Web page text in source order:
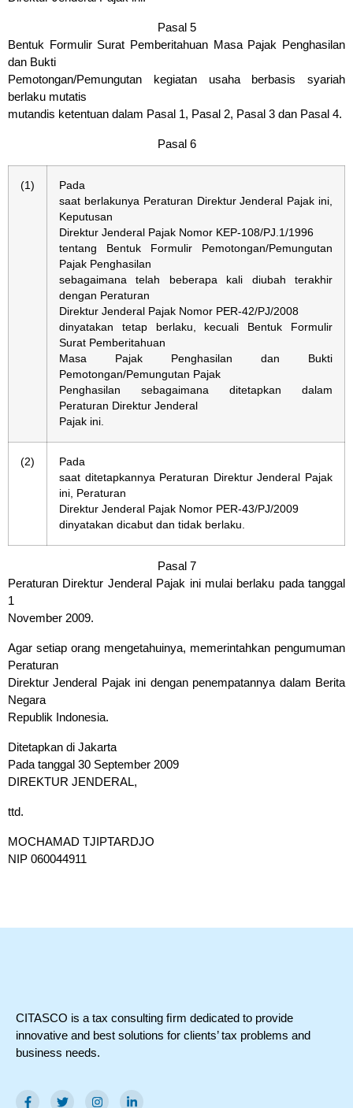
Pasal 5
Bentuk Formulir Surat Pemberitahuan Masa Pajak Penghasilan
dan Bukti
Pemotongan/Pemungutan kegiatan usaha berbasis syariah
berlaku mutatis
mutandis ketentuan dalam Pasal 1, Pasal 2, Pasal 3 dan Pasal 4.
Pasal 6
(1)
Pada
saat berlakunya Peraturan Direktur Jenderal Pajak ini,
Keputusan
Direktur Jenderal Pajak Nomor KEP-108/PJ.1/1996
tentang Bentuk Formulir Pemotongan/Pemungutan
Pajak Penghasilan
sebagaimana telah beberapa kali diubah terakhir
dengan Peraturan
Direktur Jenderal Pajak Nomor PER-42/PJ/2008
dinyatakan tetap berlaku, kecuali Bentuk Formulir
Surat Pemberitahuan
Masa Pajak Penghasilan dan Bukti
Pemotongan/Pemungutan Pajak
Penghasilan sebagaimana ditetapkan dalam
Peraturan Direktur Jenderal
Pajak ini.
(2)
Pada
saat ditetapkannya Peraturan Direktur Jenderal Pajak
ini, Peraturan
Direktur Jenderal Pajak Nomor PER-43/PJ/2009
dinyatakan dicabut dan tidak berlaku.
Pasal 7
Peraturan Direktur Jenderal Pajak ini mulai berlaku pada tanggal
1
November 2009.
Agar setiap orang mengetahuinya, memerintahkan pengumuman
Peraturan
Direktur Jenderal Pajak ini dengan penempatannya dalam Berita
Negara
Republik Indonesia.
Ditetapkan di Jakarta
Pada tanggal 30 September 2009
DIREKTUR JENDERAL,
ttd.
MOCHAMAD TJIPTARDJO
NIP 060044911
CITASCO is a tax consulting ﬁrm dedicated to provide
innovative and best solutions for clients’ tax problems and
business needs.